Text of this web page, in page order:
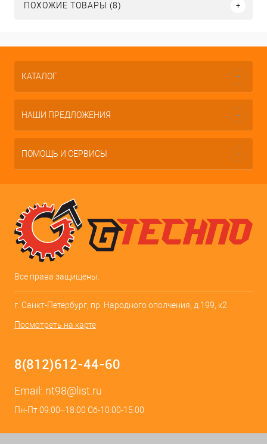
ПОХОЖИЕ ТОВАРЫ (8)
КАТАЛОГ
НАШИ ПРЕДЛОЖЕНИЯ
ПОМОЩЬ И СЕРВИСЫ
Все права защищены.
г. Санкт-Петербург, пр. Народного ополчения, д.199, к2
Посмотреть на карте
8(812)612-44-60
Email: nt98@list.ru
Пн-Пт 09:00–18:00 Сб-10:00-15:00